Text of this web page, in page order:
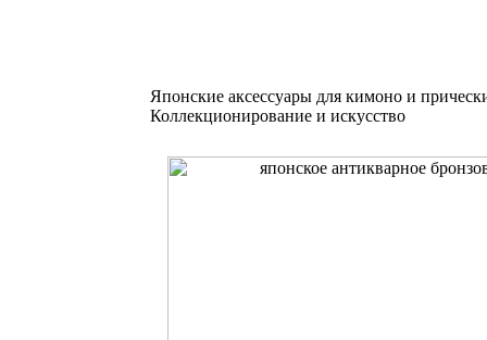
Японские аксессуары для кимоно и
Коллекционирование и искусство